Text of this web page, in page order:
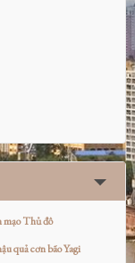
mạo Thủ đô
quả cơn bão Yagi